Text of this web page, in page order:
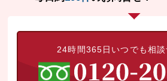
24時間365日いつでも相